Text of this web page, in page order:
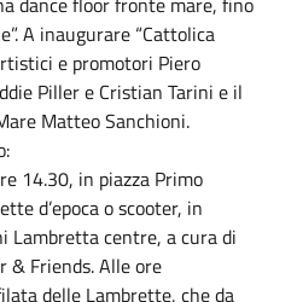
A inaugurare “Cattolica
e promotori Piero
Piller e Cristian Tarini e il
Matteo Sanchioni.
14.30, in piazza Primo
d’epoca o scooter, in
Lambretta centre, a cura di
& Friends. Alle ore
delle Lambrette, che da